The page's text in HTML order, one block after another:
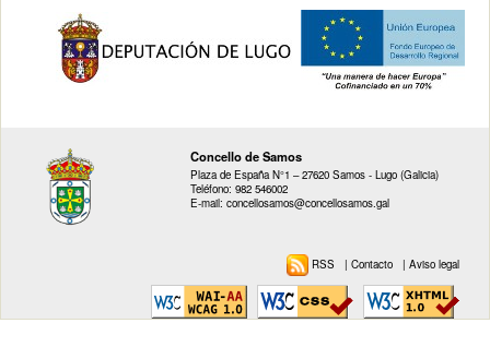
Concello de Samos
Plaza de España N°1 – 27620 Samos - Lugo (Galicia)
Teléfono: 982 546002
E-mail: concellosamos@concellosamos.gal
RSS |Contacto |Aviso legal